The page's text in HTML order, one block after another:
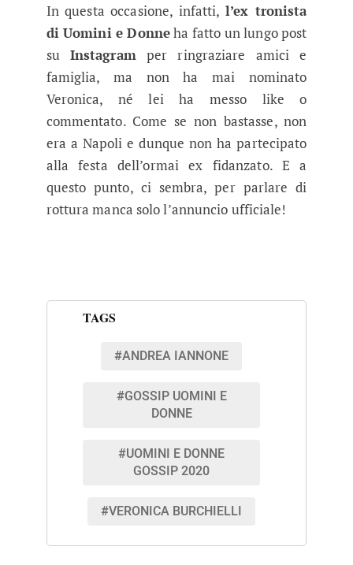
In questa occasione, infatti, l’ex tronista
di Uomini e Donneha fatto un lungo post
su Instagramper ringraziare amici e
famiglia, ma non ha mai nominato
Veronica, né lei ha messo like o
commentato. Come se non bastasse, non
era a Napoli e dunque non ha partecipato
alla festa dell’ormai ex fidanzato. E a
questo punto, ci sembra, per parlare di
rottura manca solo l’annuncio ufficiale!
TAGS
#ANDREA IANNONE
#GOSSIP UOMINI E
DONNE
#UOMINI E DONNE
GOSSIP 2020
#VERONICA BURCHIELLI